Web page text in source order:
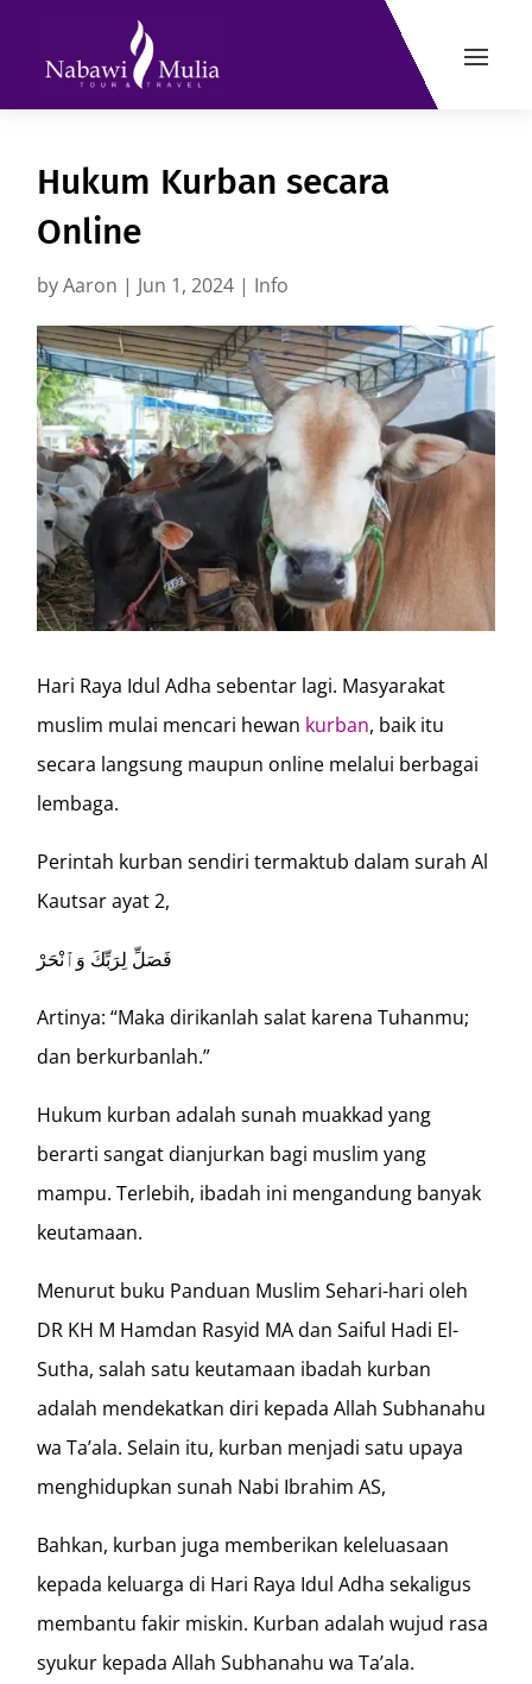
Hukum Kurban secara
Online
byAaron | Jun 1, 2024 | Info
Hari Raya Idul Adha sebentar lagi. Masyarakat
muslim mulai mencari hewan kurban, baik itu
secara langsung maupun online melalui berbagai
lembaga.
Perintah kurban sendiri termaktub dalam surah Al
Kautsar ayat 2,
فَصَلِّ لِرَبِّكَ وَٱنْحَرْ
Artinya: “Maka dirikanlah salat karena Tuhanmu;
dan berkurbanlah.”
Hukum kurban adalah sunah muakkad yang
berarti sangat dianjurkan bagi muslim yang
mampu. Terlebih, ibadah ini mengandung banyak
keutamaan.
Menurut buku Panduan Muslim Sehari-hari oleh
DR KH M Hamdan Rasyid MA dan Saiful Hadi El-
Sutha, salah satu keutamaan ibadah kurban
adalah mendekatkan diri kepada Allah Subhanahu
wa Ta’ala. Selain itu, kurban menjadi satu upaya
menghidupkan sunah Nabi Ibrahim AS,
Bahkan, kurban juga memberikan keleluasaan
kepada keluarga di Hari Raya Idul Adha sekaligus
membantu fakir miskin. Kurban adalah wujud rasa
syukur kepada Allah Subhanahu wa Ta’ala.